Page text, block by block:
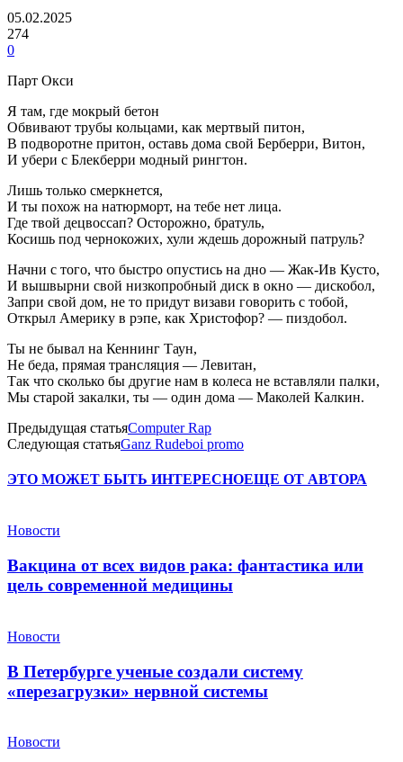
05.02.2025
274
0
Парт Окси
Я там, где мокрый бетон
Обвивают трубы кольцами, как мертвый питон,
В подворотне притон, оставь дома свой Берберри, Витон,
И убери с Блекберри модный рингтон.
Лишь только смеркнется,
И ты похож на натюрморт, на тебе нет лица.
Где твой децвоссап? Осторожно, братуль,
Косишь под чернокожих, хули ждешь дорожный патруль?
Начни с того, что быстро опустись на дно — Жак-Ив Кусто,
И вышвырни свой низкопробный диск в окно — дискобол,
Запри свой дом, не то придут визави говорить с тобой,
Открыл Америку в рэпе, как Христофор? — пиздобол.
Ты не бывал на Кеннинг Таун,
Не беда, прямая трансляция — Левитан,
Так что сколько бы другие нам в колеса не вставляли палки,
Мы старой закалки, ты — один дома — Маколей Калкин.
Предыдущая статьяComputer Rap
Следующая статьяGanz Rudeboi promo
ЭТО МОЖЕТ БЫТЬ ИНТЕРЕСНОЕЩЕ ОТ АВТОРА
Новости
Вакцина от всех видов рака: фантастика или
цель современной медицины
Новости
В Петербурге ученые создали систему
«перезагрузки» нервной системы
Новости